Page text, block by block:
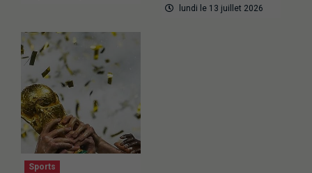
lundi le 13 juillet 2026
Sports